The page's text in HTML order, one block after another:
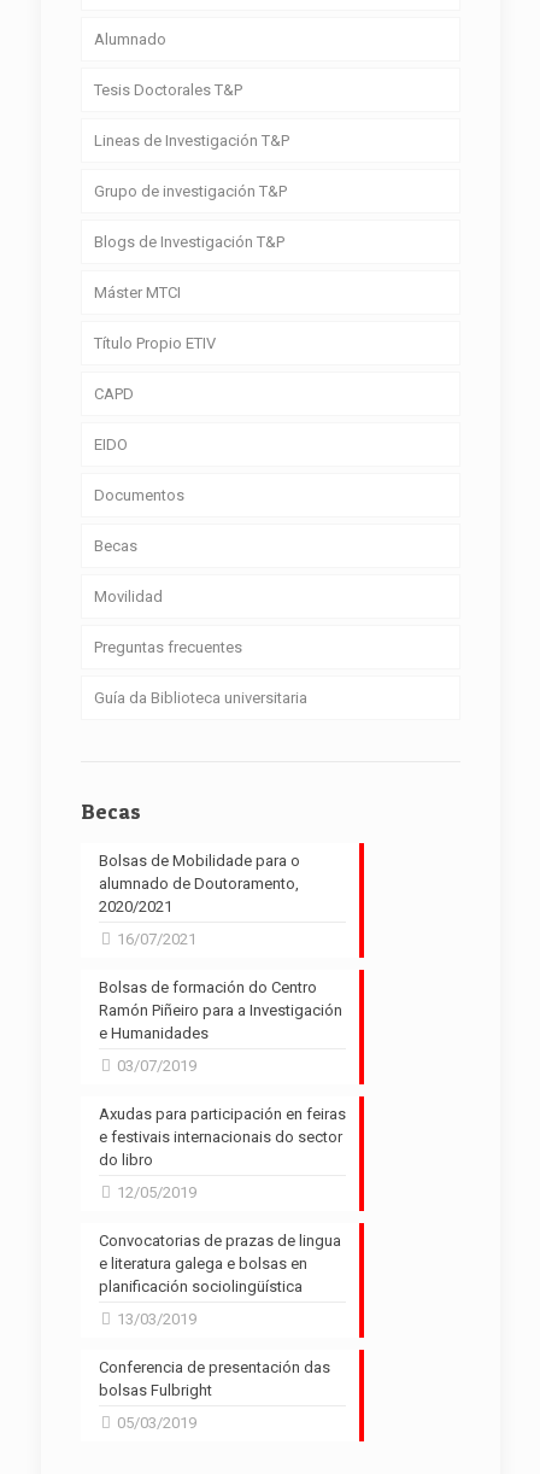
Alumnado
Tesis Doctorales T&P
Lineas de Investigación T&P
Grupo de investigación T&P
Blogs de Investigación T&P
Máster MTCI
Título Propio ETIV
CAPD
EIDO
Documentos
Becas
Movilidad
Preguntas frecuentes
Guía da Biblioteca universitaria
Becas
Bolsas de Mobilidade para o
alumnado de Doutoramento,
2020/2021
16/07/2021
Bolsas de formación do Centro
Ramón Piñeiro para a Investigación
e Humanidades
03/07/2019
Axudas para participación en feiras
e festivais internacionais do sector
do libro
12/05/2019
Convocatorias de prazas de lingua
e literatura galega e bolsas en
planificación sociolingüística
13/03/2019
Conferencia de presentación das
bolsas Fulbright
05/03/2019